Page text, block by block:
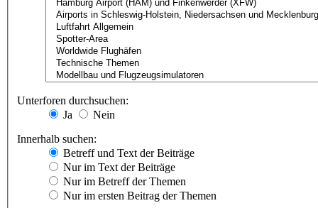
Unterforen durchsuchen:
Ja
Nein
Innerhalb suchen:
Betreff und Text der Beiträge
Nur im Text der Beiträge
Nur im Betreff der Themen
Nur im ersten Beitrag der Themen